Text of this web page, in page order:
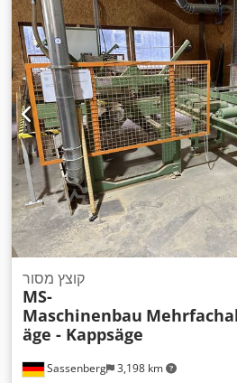
4.8 ל׳/100 ק״מ
, צריכת דלק (משולבת):
צבע:צהוב , תא נהג:אחר, סוג תמסורת:
אחד , מתלה:אחר, מספר מושבים:2
,
ייצור:2013, גובה בנייה:1,810 מ"מ
,
רכב, מסנן פיח, מערכת אימובילייזר,
מערכת בלימה למניעת נעילה (ABS), נעילה מרכזית, תכנית ייצוב
אלקטרונית (ESP),
Sassenberg 3,198 km
קוצץ מסור
MS-
Maschinenbau
äge - Kappsäge